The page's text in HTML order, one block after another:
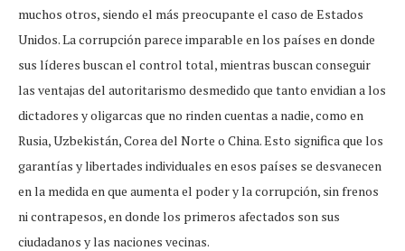
muchos otros, siendo el más preocupante el caso de Estados
Unidos. La corrupción parece imparable en los países en donde
sus líderes buscan el control total, mientras buscan conseguir
las ventajas del autoritarismo desmedido que tanto envidian a los
dictadores y oligarcas que no rinden cuentas a nadie, como en
Rusia, Uzbekistán, Corea del Norte o China. Esto significa que los
garantías y libertades individuales en esos países se desvanecen
en la medida en que aumenta el poder y la corrupción, sin frenos
ni contrapesos, en donde los primeros afectados son sus
ciudadanos y las naciones vecinas.